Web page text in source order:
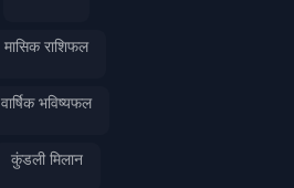
मासिक राशिफल
वार्षिक भविष्यफल
कुंडली मिलान